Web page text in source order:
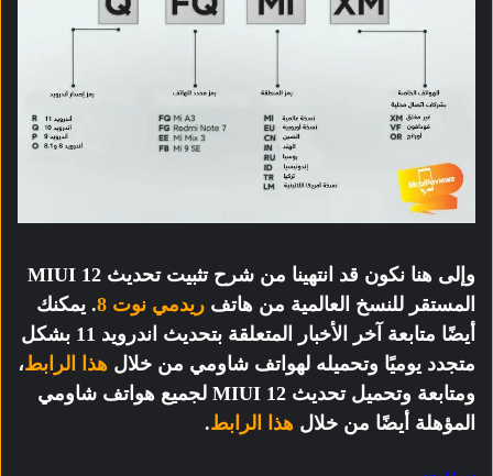
وإلى هنا نكون قد انتهينا من شرح تثبيت تحديث MIUI 12
المستقر للنسخ العالمية من هاتف ريدمي نوت 8
. يمكنك
أيضًا متابعة آخر الأخبار المتعلقة بتحديث اندرويد 11 بشكل
متجدد يوميًا وتحميله لهواتف شاومي من خلال هذا الرابط،
ومتابعة وتحميل تحديث MIUI 12 لجميع هواتف شاومي
المؤهلة أيضًا من خلال هذا الرابط.